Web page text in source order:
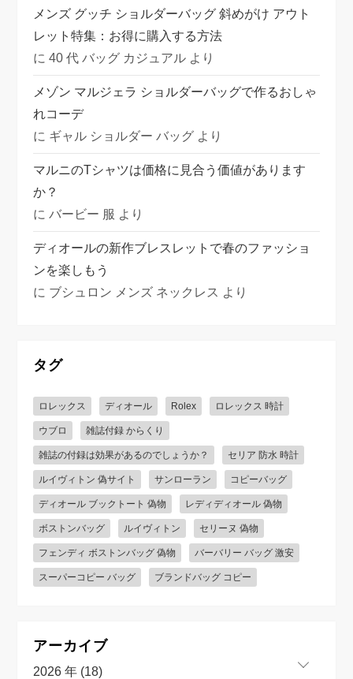
メンズ グッチ ショルダーバッグ 斜めがけ アウト
レット特集：お得に購入する方法
に40 代 バッグ カジュアル より
メゾン マルジェラ ショルダーバッグで作るおしゃ
れコーデ
に ギャル ショルダー バッグ より
マルニのTシャツは価格に見合う価値があります
か？
にバービー 服 より
ディオールの新作ブレスレットで春のファッショ
ンを楽しもう
に ブシュロン メンズ ネックレス より
タグ
ロレックス ディオール Rolex ロレックス 時計
ウブロ 雑誌付録 からくり
雑誌の付録は効果があるのでしょうか？ セリア 防水 時計
ルイヴィトン 偽サイト サンローラン コピーバッグ
ディオール ブックトート 偽物 レディディオール 偽物
ボストンバッグ ルイヴィトン セリーヌ 偽物
フェンディ ボストンバッグ 偽物 バーバリー バッグ 激安
スーパーコピー バッグ ブランドバッグ コピー
アーカイブ
2026 年 (18)